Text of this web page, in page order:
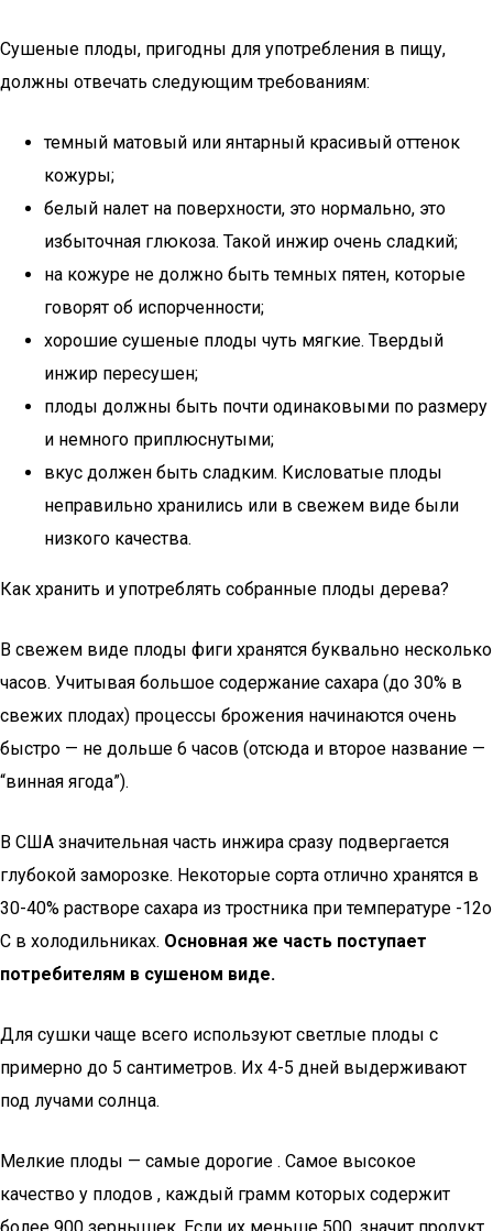
Сушеные плоды, пригодны для употребления в пищу,
должны отвечать следующим требованиям:
темный матовый или янтарный красивый оттенок
кожуры;
белый налет на поверхности, это нормально, это
избыточная глюкоза. Такой инжир очень сладкий;
на кожуре не должно быть темных пятен, которые
говорят об испорченности;
хорошие сушеные плоды чуть мягкие. Твердый
инжир пересушен;
плоды должны быть почти одинаковыми по размеру
и немного приплюснутыми;
вкус должен быть сладким. Кисловатые плоды
неправильно хранились или в свежем виде были
низкого качества.
Как хранить и употреблять собранные плоды дерева?
В свежем виде плоды фиги хранятся буквально несколько
часов. Учитывая большое содержание сахара (до 30% в
свежих плодах) процессы брожения начинаются очень
быстро — не дольше 6 часов (отсюда и второе название —
“винная ягода”).
В США значительная часть инжира сразу подвергается
глубокой заморозке. Некоторые сорта отлично хранятся в
30-40% растворе сахара из тростника при температуре -12о
С в холодильниках. Основная же часть поступает
потребителям в сушеном виде.
Для сушки чаще всего используют светлые плоды с
примерно до 5 сантиметров. Их 4-5 дней выдерживают
под лучами солнца.
Мелкие плоды — самые дорогие . Самое высокое
качество у плодов , каждый грамм которых содержит